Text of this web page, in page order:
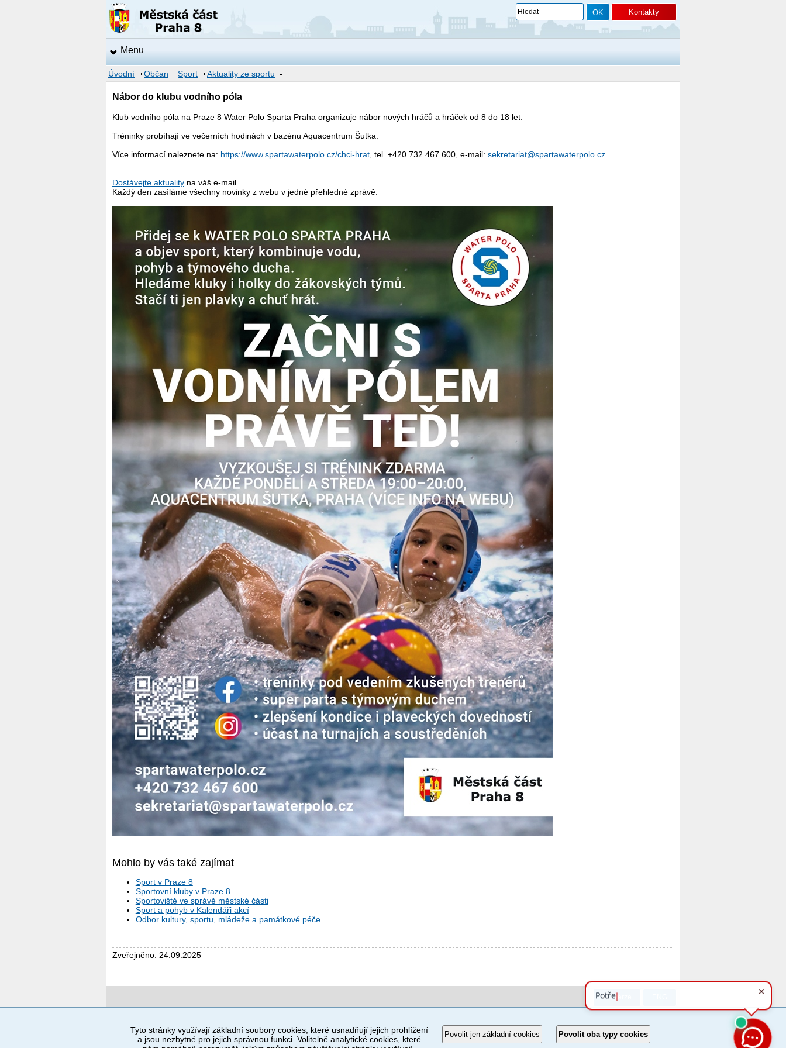
Kontakty
Menu
Úvodní Občan Sport Aktuality ze sportu
Nábor do klubu vodního póla
Klub vodního póla na Praze 8 Water Polo Sparta Praha organizuje nábor nových hráčů a hráček od 8 do 18 let.
Tréninky probíhají ve večerních hodinách v bazénu Aquacentrum Šutka.
Více informací naleznete na: https://www.spartawaterpolo.cz/chci-hrat, tel. ‪+420 732 467 600, e-mail: sekretariat@spartawaterpolo.cz
Dostávejte aktualityna váš e-mail.
Každý den zasíláme všechny novinky z webu v jedné přehledné zprávě.
Mohlo by vás také zajímat
Sport v Praze 8
Sportovní kluby v Praze 8
Sportoviště ve správě městské části
Sport a pohyb v Kalendáři akcí
Odbor kultury, sportu, mládeže a památkové péče
Zveřejněno: 24.09.2025
PC verze
© 2012–2019 MČ Praha 8
Tyto stránky využívají základní soubory cookies, které usnadňují jejich prohlížení
a jsou nezbytné pro jejich správnou funkci. Volitelně analytické cookies, které
Povolit jen základní cookies Povolit oba typy cookies